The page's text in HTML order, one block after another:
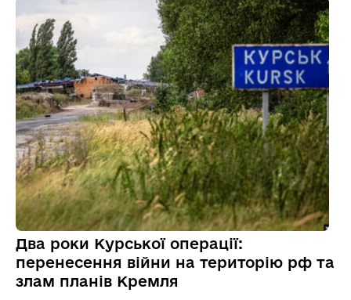
Два роки Курської операції:
перенесення війни на територію рф та
злам планів Кремля